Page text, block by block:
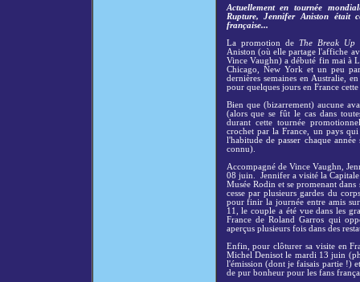
Actuellement en tournée
Rupture, Jennifer Aniston était
française...
La promotion de The Break Up
Aniston (où elle partage l'affiche
Vince Vaughn) a débuté fin mai à
Chicago, New York et un peu
dernières semaines en Australie,
pour quelques jours en France cette
Bien que (bizarrement) aucune
(alors que se fût le cas dans
durant cette tournée
crochet par la France, un pays
l'habitude de passer chaque
connu).
Accompagné de Vince Vaughn,
08 juin. Jennifer a visité la
Musée Rodin et se promenant
cesse par plusieurs gardes du
pour finir la journée entre amis
11, le couple a été vue dans les
France de Roland Garros qui
aperçus plusieurs fois dans des
Enfin, pour clôturer sa visite en
Michel Denisot le mardi 13 juin
l'émission (dont je faisais partie !)
de pur bonheur pour les fans